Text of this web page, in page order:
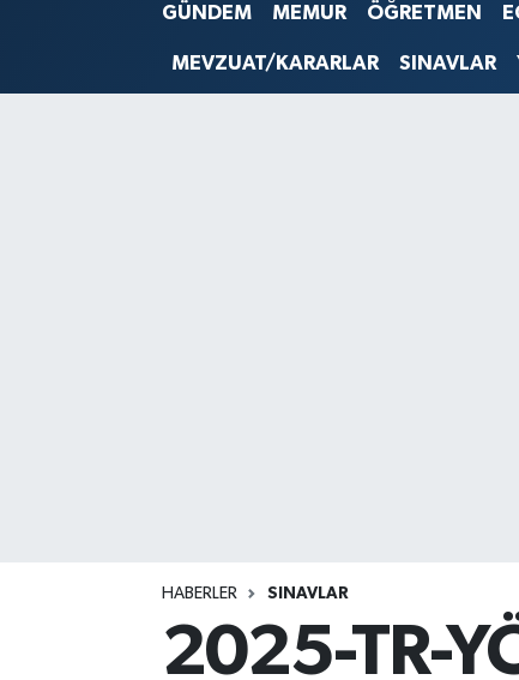
GÜNDEM MEMUR ÖĞRETMEN
MEVZUAT/KARARLAR SINAVLAR
HABERLER SINAVLAR
2025-TR-